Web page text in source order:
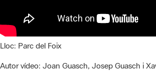
Lloc: Parc del Foix
Autor vídeo: Joan Guasch, Josep Guasch i